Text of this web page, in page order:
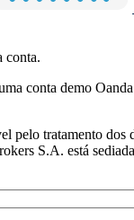
conta.
conta demo
pelo tratamento dos
S.A. está